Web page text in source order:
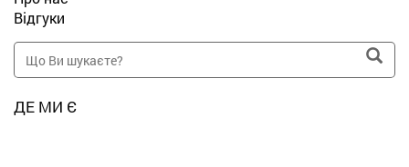
Відгуки
ДЕ МИ Є